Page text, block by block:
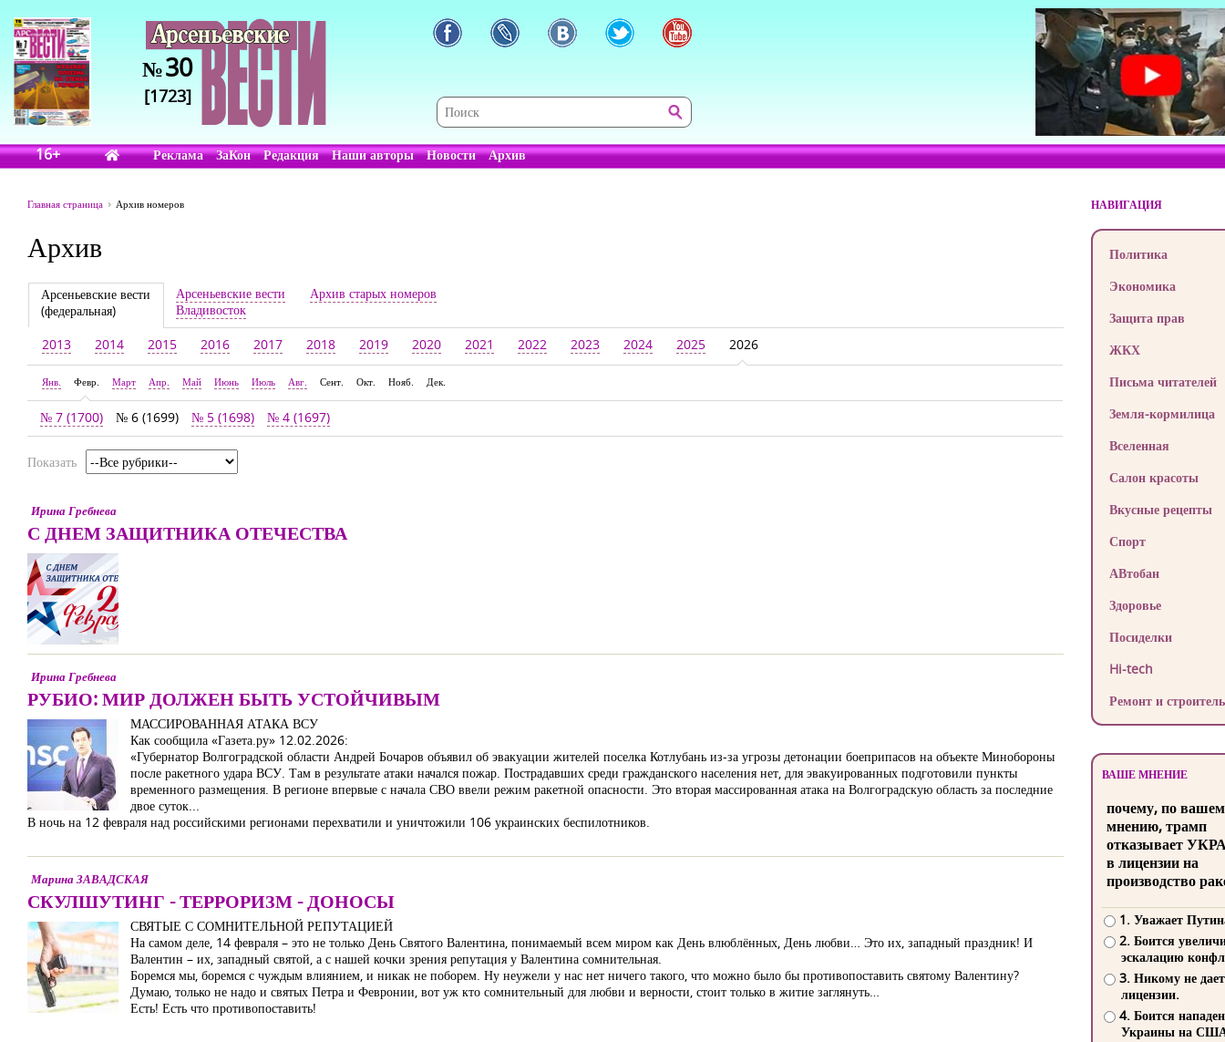
№30
[1723]
16+ Реклама ЗаКон Редакция Наши авторы Новости Архив
Главная страница Архив номеров
Архив
Арсеньевские вести
(федеральная)
Арсеньевские вести
Владивосток
Архив старых номеров
2013 2014 2015 2016 2017 2018 2019 2020 2021 2022 2023 2024 2025 2026
Янв. Февр. Март Апр. Май Июнь Июль Авг. Сент. Окт. Нояб. Дек.
№ 7 (1700) № 6 (1699) № 5 (1698) № 4 (1697)
Показать
Ирина Гребнева
С ДНЕМ ЗАЩИТНИКА ОТЕЧЕСТВА
Ирина Гребнева
РУБИО: МИР ДОЛЖЕН БЫТЬ УСТОЙЧИВЫМ
МАССИРОВАННАЯ АТАКА ВСУ
Как сообщила «Газета.ру» 12.02.2026:
«Губернатор Волгоградской области Андрей Бочаров объявил об эвакуации жителей поселка Котлубань из-за угрозы детонации боеприпасов на объекте Минобороны
после ракетного удара ВСУ. Там в результате атаки начался пожар. Пострадавших среди гражданского населения нет, для эвакуированных подготовили пункты
временного размещения. В регионе впервые с начала СВО ввели режим ракетной опасности. Это вторая массированная атака на Волгоградскую область за последние
двое суток...
В ночь на 12 февраля над российскими регионами перехватили и уничтожили 106 украинских беспилотников.
Марина ЗАВАДСКАЯ
СКУЛШУТИНГ - ТЕРРОРИЗМ - ДОНОСЫ
СВЯТЫЕ С СОМНИТЕЛЬНОЙ РЕПУТАЦИЕЙ
На самом деле, 14 февраля – это не только День Святого Валентина, понимаемый всем миром как День влюблённых, День любви… Это их, западный праздник! И
Валентин – их, западный святой, а с нашей кочки зрения репутация у Валентина сомнительная.
Боремся мы, боремся с чуждым влиянием, и никак не поборем. Ну неужели у нас нет ничего такого, что можно было бы противопоставить святому Валентину?
Думаю, только не надо и святых Петра и Февронии, вот уж кто сомнительный для любви и верности, стоит только в житие заглянуть…
Есть! Есть что противопоставить!
НАВИГАЦИЯ
Политика
Экономика
Защита прав
ЖКХ
Письма читателей
Земля-кормилица
Вселенная
Салон красоты
Вкусные рецепты
Спорт
АВтобан
Здоровье
Посиделки
Hi-tech
Ремонт и
ВАШЕ МНЕНИЕ
почему, по
мнению, трамп
отказывает
в лицензии на
производство
1. Уважает
2. Боится
эскалацию
3. Никому не
лицензии.
4. Боится
Украины на